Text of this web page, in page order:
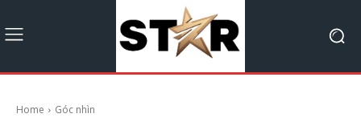
Home Góc nhìn